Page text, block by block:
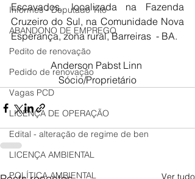
Informes - Deputado Tito
ABANDONO DE EMPREGO
Pedito de renovação
Pedido de renovação
Vagas PCD
LICENÇA DE OPERAÇÃO
Edital - alteração de regime de ben
LICENÇA AMBIENTAL
POLÍTICA AMBIENTAL
Escavados, localizada na Fazenda
Cruzeiro do Sul, na Comunidade Nova
Esperança, zona rural, Barreiras  - BA.
Anderson Pabst Linn
Sócio/Proprietário
Ver tudo